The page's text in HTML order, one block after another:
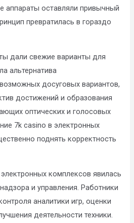
аппараты оставляли привычный
превратилась в гораздо
дали свежие варианты для
альтернатива
досуговых вариантов,
достижений и образования
оптических и голосовых
7k casino в электронных
поднять корректность
комплексов явилась
и управления. Работники
аналитики игр, оценки
деятельности техники.